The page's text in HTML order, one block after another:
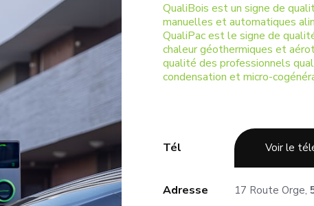
QualiBois est un signe de
manuelles et automatiques
QualiPac est le signe de
chaleur géothermiques et
qualité des professionnels
condensation et micro-
Tél Voir le
Adresse 17 Route Orge,